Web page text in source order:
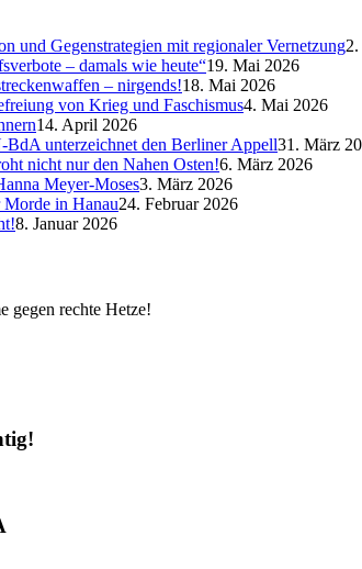
und Gegenstrategien mit regionaler Vernetzung
– damals wie heute“19. Mai 2026
– nirgends!18. Mai 2026
von Krieg und Faschismus4. Mai 2026
14. April 2026
unterzeichnet den Berliner Appell31. März
nicht nur den Nahen Osten!6. März 2026
Meyer-Moses3. März 2026
in Hanau24. Februar 2026
8. Januar 2026
gegen rechte Hetze!